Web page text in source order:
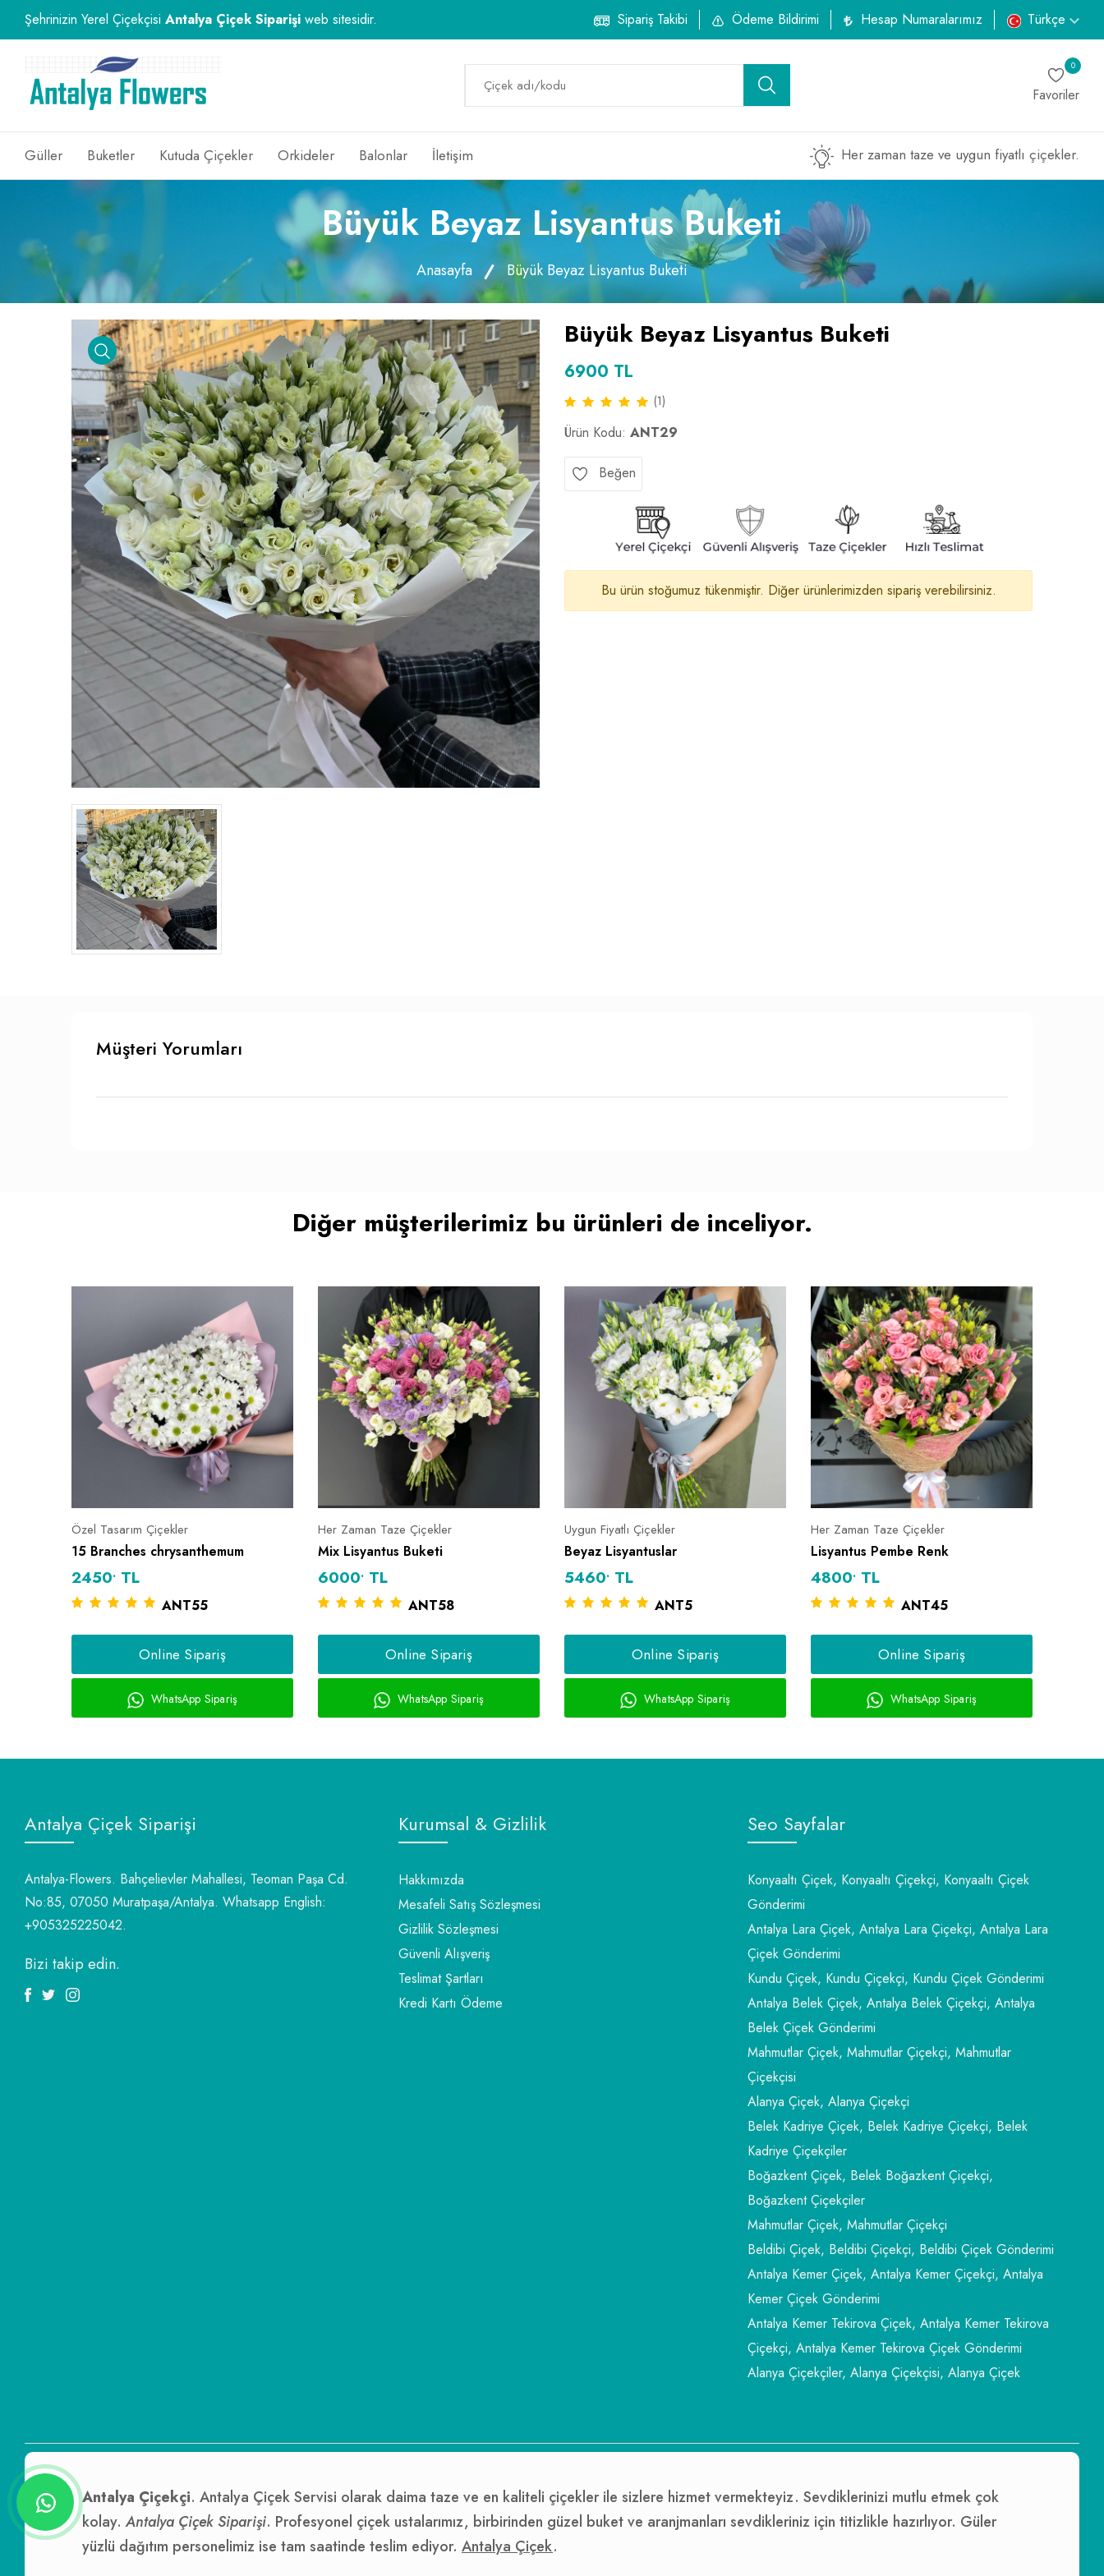
Şehrinizin Yerel Çiçekçisi Antalya Çiçek Siparişi web sitesidir. Sipariş Takibi Ödeme Bildirimi Hesap Numaralarımız Türkçe
Favoriler
0
Güller Buketler Kutuda Çiçekler Orkideler Balonlar İletişim Her zaman taze ve uygun fiyatlı çiçekler.
Büyük Beyaz Lisyantus Buketi
Anasayfa Büyük Beyaz Lisyantus Buketi
Büyük Beyaz Lisyantus Buketi
6900 TL
(1)
Ürün Kodu: ANT29
Beğen
Bu ürün stoğumuz tükenmiştir. Diğer ürünlerimizden sipariş verebilirsiniz.
Müşteri Yorumları
Diğer müşterilerimiz bu ürünleri de inceliyor.
Özel Tasarım Çiçekler
15 Branches chrysanthemum
2450. TL
ANT55
Online Sipariş
WhatsApp Sipariş
Her Zaman Taze Çiçekler
Mix Lisyantus Buketi
6000. TL
ANT58
Online Sipariş
WhatsApp Sipariş
Uygun Fiyatlı Çiçekler
Beyaz Lisyantuslar
5460. TL
ANT5
Online Sipariş
WhatsApp Sipariş
Her Zaman Taze Çiçekler
Lisyantus Pembe Renk
4800. TL
ANT45
Online Sipariş
WhatsApp Sipariş
Antalya Çiçek Siparişi
Antalya-Flowers. Bahçelievler Mahallesi, Teoman Paşa Cd.
No:85, 07050 Muratpaşa/Antalya. Whatsapp English:
+905325225042.
Bizi takip edin.
Facebook
TwitterInstagram
Kurumsal & Gizlilik
Hakkımızda
Mesafeli Satış Sözleşmesi
Gizlilik Sözleşmesi
Güvenli Alışveriş
Teslimat Şartları
Kredi Kartı Ödeme
Seo Sayfalar
Konyaaltı Çiçek, Konyaaltı Çiçekçi, Konyaaltı Çiçek
Gönderimi
Antalya Lara Çiçek, Antalya Lara Çiçekçi, Antalya Lara
Çiçek Gönderimi
Kundu Çiçek, Kundu Çiçekçi, Kundu Çiçek Gönderimi
Antalya Belek Çiçek, Antalya Belek Çiçekçi, Antalya
Belek Çiçek Gönderimi
Mahmutlar Çiçek, Mahmutlar Çiçekçi, Mahmutlar
Çiçekçisi
Alanya Çiçek, Alanya Çiçekçi
Belek Kadriye Çiçek, Belek Kadriye Çiçekçi, Belek
Kadriye Çiçekçiler
Boğazkent Çiçek, Belek Boğazkent Çiçekçi,
Boğazkent Çiçekçiler
Mahmutlar Çiçek, Mahmutlar Çiçekçi
Beldibi Çiçek, Beldibi Çiçekçi, Beldibi Çiçek Gönderimi
Antalya Kemer Çiçek, Antalya Kemer Çiçekçi, Antalya
Kemer Çiçek Gönderimi
Antalya Kemer Tekirova Çiçek, Antalya Kemer Tekirova
Çiçekçi, Antalya Kemer Tekirova Çiçek Gönderimi
Alanya Çiçekçiler, Alanya Çiçekçisi, Alanya Çiçek
Antalya Çiçekçi. Antalya Çiçek Servisi olarak daima taze ve en kaliteli çiçekler ile sizlere hizmet vermekteyiz. Sevdiklerinizi mutlu etmek çok
kolay.Antalya Çiçek Siparişi. Profesyonel çiçek ustalarımız, birbirinden güzel buket ve aranjmanları sevdikleriniz için titizlikle hazırlıyor. Güler
yüzlü dağıtım personelimiz ise tam saatinde teslim ediyor. Antalya Çiçek.